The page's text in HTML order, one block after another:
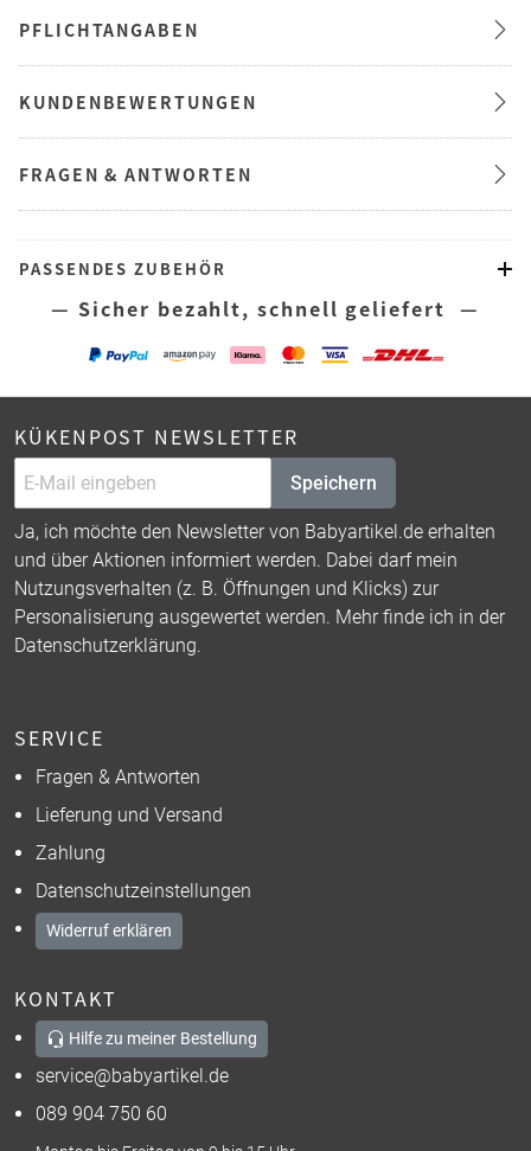
PFLICHTANGABEN
KUNDENBEWERTUNGEN
FRAGEN & ANTWORTEN
PASSENDES ZUBEHÖR
— Sicher bezahlt, schnell geliefert —
KÜKENPOST NEWSLETTER
Speichern
Ja, ich möchte den Newsletter von Babyartikel.de erhalten
und über Aktionen informiert werden. Dabei darf mein
Nutzungsverhalten (z. B. Öffnungen und Klicks) zur
Personalisierung ausgewertet werden. Mehr finde ich in der
Datenschutzerklärung.
SERVICE
Fragen & Antworten
Lieferung und Versand
Zahlung
Datenschutzeinstellungen
Widerruf erklären
KONTAKT
Hilfe zu meiner Bestellung
service@babyartikel.de
089 904 750 60